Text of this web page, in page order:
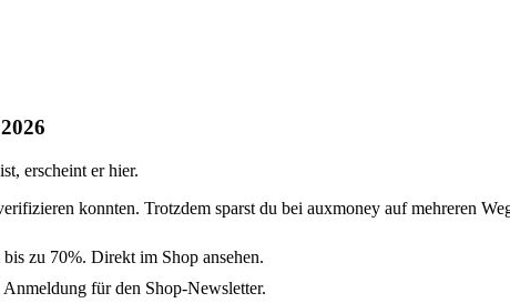
erscheint er hier.
konnten. Trotzdem sparst du bei auxmoney auf mehreren
zu 70%. Direkt im Shop ansehen.
für den Shop-Newsletter.